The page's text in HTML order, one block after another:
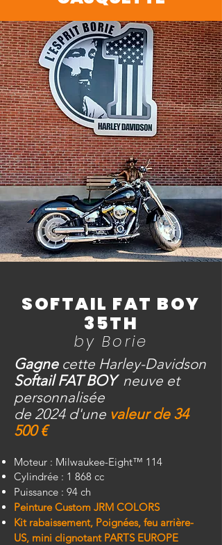
SOFTAIL FAT BOY
35TH
by Borie
Gagne cette Harley-Davidson
Softail FAT BOYneuve et
personnalisée
de 2024 d'une valeurde 34
500 €
Moteur : Milwaukee-Eight™ 114
Cylindrée : 1 868 cc
Puissance : 94 ch
Peinture Custom JRM COLORS
Kit rabaissement, Poignées, feu arrière-
US, mini clignotant PARTS EUROPE